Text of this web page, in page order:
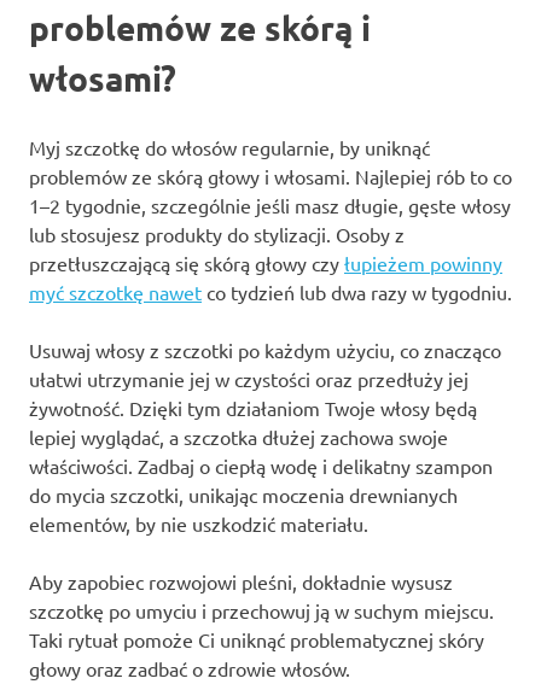
problemów ze skórą i
włosami?
Myj szczotkę do włosów regularnie, by uniknąć
problemów ze skórą głowy i włosami. Najlepiej rób to co
1–2 tygodnie, szczególnie jeśli masz długie, gęste włosy
lub stosujesz produkty do stylizacji. Osoby z
przetłuszczającą się skórą głowy czy łupieżem powinny
myć szczotkę nawet co tydzień lub dwa razy w tygodniu.
Usuwaj włosy z szczotki po każdym użyciu, co znacząco
ułatwi utrzymanie jej w czystości oraz przedłuży jej
żywotność. Dzięki tym działaniom Twoje włosy będą
lepiej wyglądać, a szczotka dłużej zachowa swoje
właściwości. Zadbaj o ciepłą wodę i delikatny szampon
do mycia szczotki, unikając moczenia drewnianych
elementów, by nie uszkodzić materiału.
Aby zapobiec rozwojowi pleśni, dokładnie wysusz
szczotkę po umyciu i przechowuj ją w suchym miejscu.
Taki rytuał pomoże Ci uniknąć problematycznej skóry
głowy oraz zadbać o zdrowie włosów.